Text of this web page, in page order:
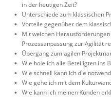
in der heutigen Zeit?
Unterschiede zum klassischen
Vorteile gegenüber dem
Mit welchen
Prozessanpassung zur Agilität
Übergang zum agilen
Wie hole ich alle Beteiligten ins
Wie schnell kann ich die
Wie gehe ich mit dem
Wie kann ich meinen Kunden